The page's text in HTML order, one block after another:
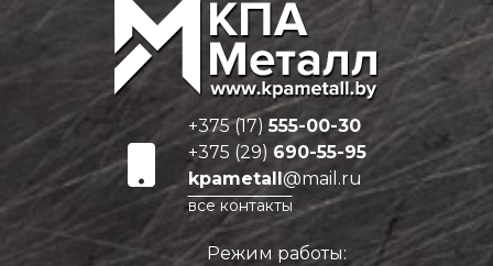
+375 (17)555-00-30
+375 (29) 690-55-95
kpametall@mail.ru
все контакты
Режим работы: